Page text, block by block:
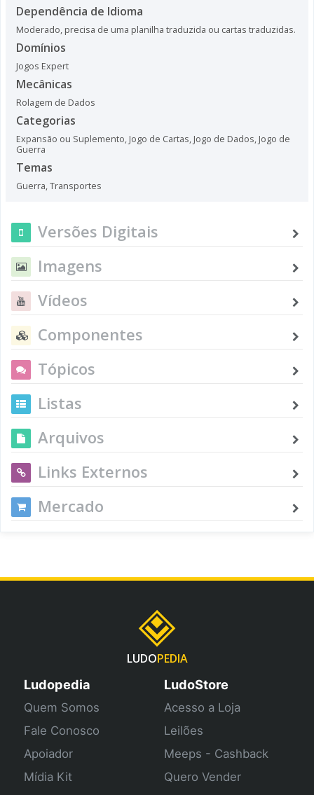
Dependência de Idioma
Moderado, precisa de uma planilha traduzida ou cartas traduzidas.
Domínios
Jogos Expert
Mecânicas
Rolagem de Dados
Categorias
Expansão ou Suplemento, Jogo de Cartas, Jogo de Dados, Jogo de
Guerra
Temas
Guerra,Transportes
Versões Digitais
Imagens
Vídeos
Componentes
Tópicos
Listas
Arquivos
Links Externos
Mercado
LUDOPEDIA
Ludopedia
Quem Somos
Fale Conosco
Apoiador
Mídia Kit
LudoStore
Acesso a Loja
Leilões
Meeps - Cashback
Quero Vender